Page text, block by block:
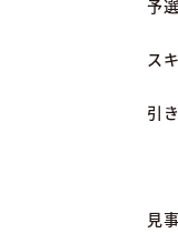
予
ス
引
見